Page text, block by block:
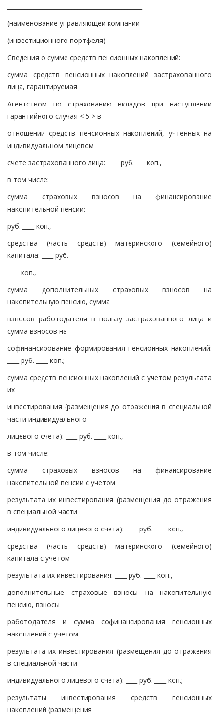
(наименование управляющей компании
(инвестиционного портфеля)
Сведения о сумме средств пенсионных накоплений:
сумма средств пенсионных накоплений застрахованного
лица, гарантируемая
Агентством по страхованию вкладов при наступлении
гарантийного случая < 5 > в
отношении средств пенсионных накоплений, учтенных на
индивидуальном лицевом
счете застрахованного лица: ____ руб. ___ коп.,
в том числе:
сумма страховых взносов на финансирование
накопительной пенсии: ____
руб. ____ коп.,
средства (часть средств) материнского (семейного)
капитала: ____ руб.
____ коп.,
сумма дополнительных страховых взносов на
накопительную пенсию, сумма
взносов работодателя в пользу застрахованного лица и
сумма взносов на
софинансирование формирования пенсионных накоплений:
____ руб. ____ коп.;
сумма средств пенсионных накоплений с учетом результата
их
инвестирования (размещения до отражения в специальной
части индивидуального
лицевого счета): ____ руб. ____ коп.,
в том числе:
сумма страховых взносов на финансирование
накопительной пенсии с учетом
результата их инвестирования (размещения до отражения
в специальной части
индивидуального лицевого счета): ____ руб. ____ коп.,
средства (часть средств) материнского (семейного)
капитала с учетом
результата их инвестирования: ____ руб. ____ коп.,
дополнительные страховые взносы на накопительную
пенсию, взносы
работодателя и сумма софинансирования пенсионных
накоплений с учетом
результата их инвестирования (размещения до отражения
в специальной части
индивидуального лицевого счета): ____ руб. ____ коп.;
результаты инвестирования средств пенсионных
накоплений (размещения